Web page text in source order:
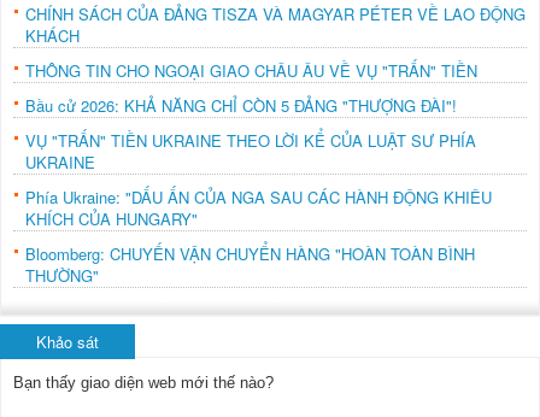
CHÍNH SÁCH CỦA ĐẢNG TISZA VÀ MAGYAR PÉTER VỀ LAO ĐỘNG
KHÁCH
THÔNG TIN CHO NGOẠI GIAO CHÂU ÂU VỀ VỤ "TRẤN" TIỀN
Bầu cử 2026: KHẢ NĂNG CHỈ CÒN 5 ĐẢNG "THƯỢNG ĐÀI"!
VỤ "TRẤN" TIỀN UKRAINE THEO LỜI KỂ CỦA LUẬT SƯ PHÍA
UKRAINE
Phía Ukraine: "DẤU ẤN CỦA NGA SAU CÁC HÀNH ĐỘNG KHIÊU
KHÍCH CỦA HUNGARY"
Bloomberg: CHUYẾN VẬN CHUYỂN HÀNG "HOÀN TOÀN BÌNH
THƯỜNG"
Khảo sát
Bạn thấy giao diện web mới thế nào?